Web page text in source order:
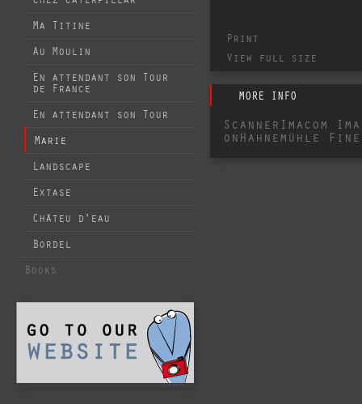
Ma Titine
Au Moulin
En attendant son Tour
de France
En attendant son Tour
Marie
Landscape
Extase
Châteu d'eau
Bordel
Books
Print
View full size
MORE INFO
ScannerImacom
onHahnemühle